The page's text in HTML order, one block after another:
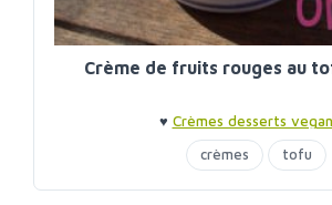
Crème de fruits rouges au
♥ Crèmes desserts vegan
crèmes
tofu